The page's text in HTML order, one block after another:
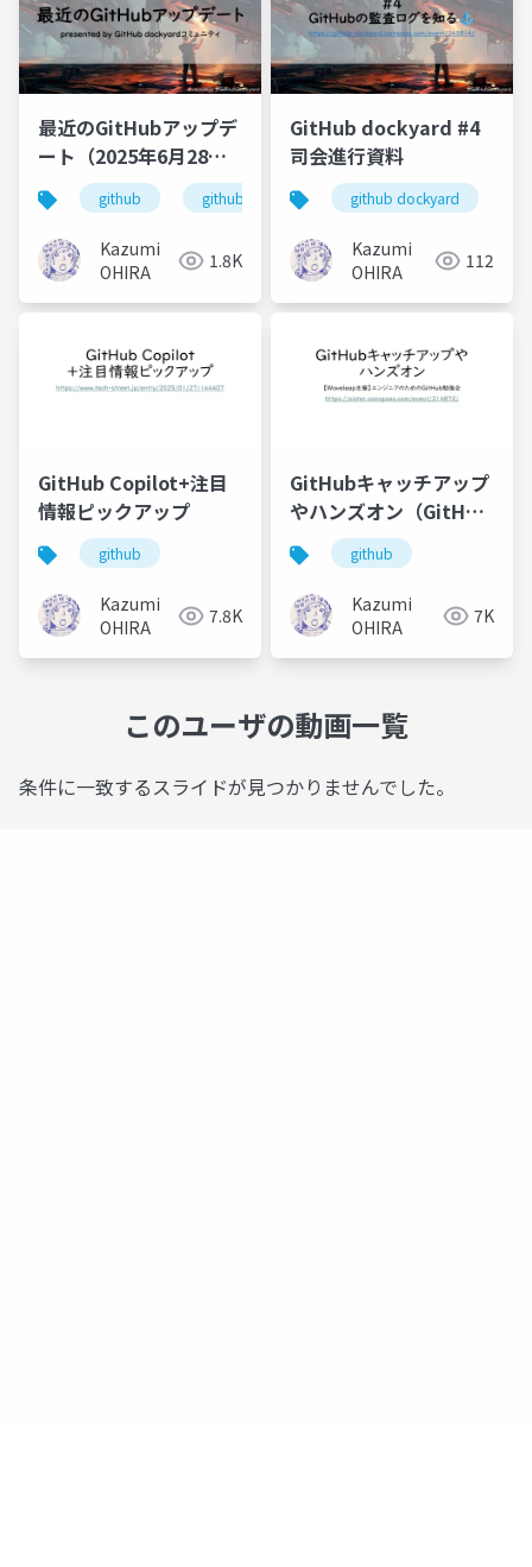
最近のGitHubアップデ
ート（2025年6月28
日） presented by
GitHub dockyardコミ
ュニティ
github github dockyard vscodejp
Kazumi
OHIRA
1.8K
GitHub dockyard #4
司会進行資料
github dockyard
Kazumi
OHIRA
112
GitHub Copilot+注目
情報ピックアップ
github
Kazumi
OHIRA
7.8K
GitHubキャッチアップ
やハンズオン（GitHub
Actions）座学
github
Kazumi
OHIRA
7K
このユーザの動画一覧
条件に一致するスライドが見つかりませんでした。